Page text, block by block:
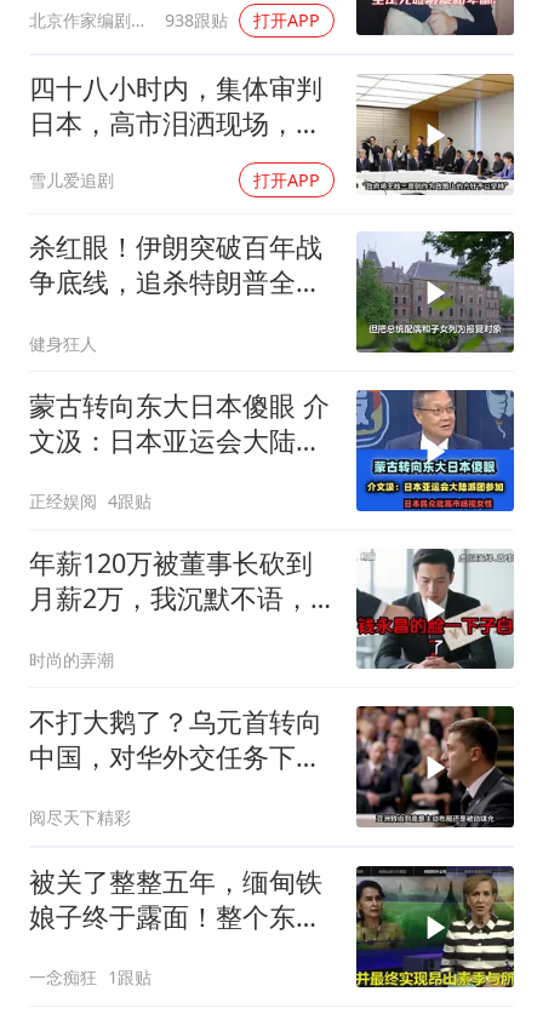
北京作家编剧肥猪满圈 938跟贴 打开APP
四十八小时内，集体审判
日本，高市泪洒现场，中
雪儿爱追剧 打开APP
杀红眼！伊朗突破百年战
争底线，追杀特朗普全
健身狂人
蒙古转向东大日本傻眼 介
文汲：日本亚运会大陆派
正经娱阅 4跟贴
年薪120万被董事长砍到
月薪2万，我沉默不语，
我
时尚的弄潮
不打大鹅了？乌元首转向
中国，对华外交任务下
阅尽天下精彩
被关了整整五年，缅甸铁
娘子终于露面！整个东南
一念痴狂 1跟贴